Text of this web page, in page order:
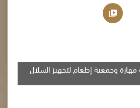
وجمعية إطعام لتجهيز السلال